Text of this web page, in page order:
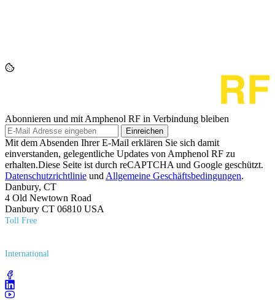
Abonnieren und mit Amphenol RF in Verbindung bleiben
Einreichen
Mit dem Absenden Ihrer E-Mail erklären Sie sich damit
einverstanden, gelegentliche Updates von Amphenol RF zu
erhalten.Diese Seite ist durch reCAPTCHA und Google geschützt.
Datenschutzrichtlinie und Allgemeine Geschäftsbedingungen.
Danbury, CT
4 Old Newtown Road
Danbury CT 06810 USA
Toll Free
International